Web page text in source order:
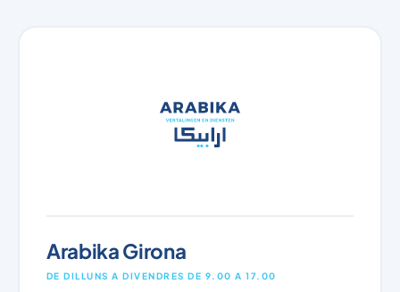
Arabika Girona
DE DILLUNS A DIVENDRES DE 9.00 A 17.00